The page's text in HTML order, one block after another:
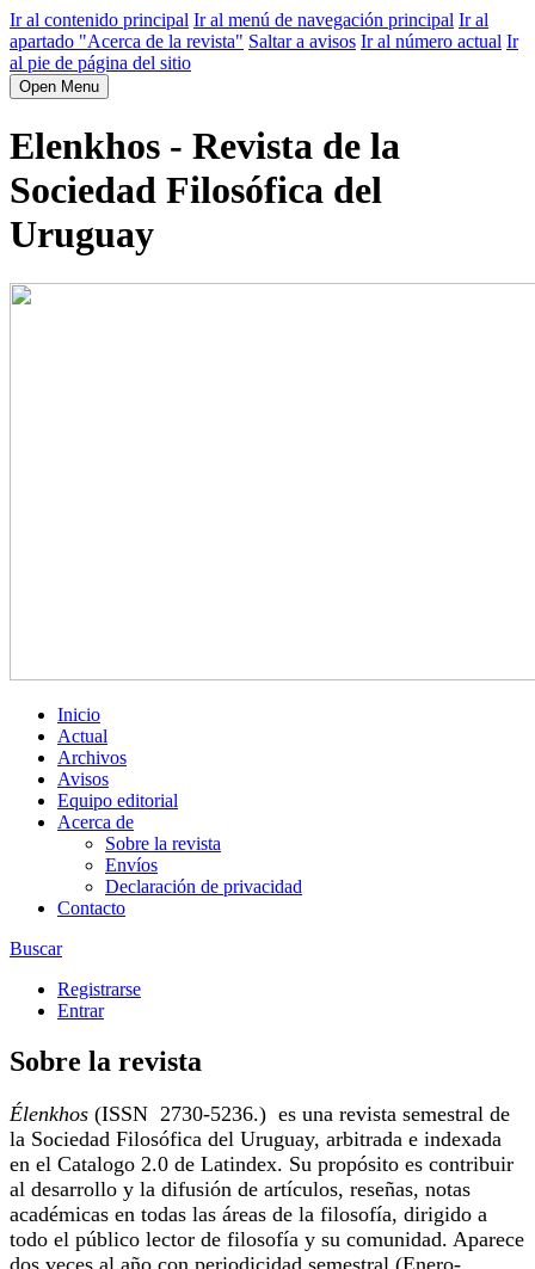
Ir al contenido principal Ir al menú de navegación principal Ir al
apartado "Acerca de la revista" Saltar a avisos Ir al número actual Ir
al pie de página del sitio
Open Menu
Elenkhos - Revista de la
Sociedad Filosófica del
Uruguay
Inicio
Actual
Archivos
Avisos
Equipo editorial
Acerca de
Sobre la revista
Envíos
Declaración de privacidad
Contacto
Buscar
Registrarse
Entrar
Sobre la revista
Élenkhos (ISSN 2730-5236.) es una revista semestral de
la Sociedad Filosófica del Uruguay, arbitrada e indexada
en el Catalogo 2.0 de Latindex. Su propósito es contribuir
al desarrollo y la difusión de artículos, reseñas, notas
académicas en todas las áreas de la filosofía, dirigido a
todo el público lector de filosofía y su comunidad. Aparece
dos veces al año con periodicidad semestral (Enero-